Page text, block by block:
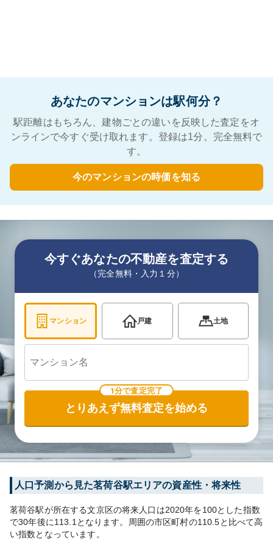
あなたのマンションは駅何分？
駅距離はもちろん、建物ごとの違いを反映した査定をオ
ンラインで今すぐ受け取れます。登録は1分。完全無料で
す。
今のマンションの時価を知る
今すぐあなたの不動産を査定する
（完全無料・入力１分）
マンション 戸建 土地
1分で査定完了
とりあえず無料査定を始める
人口予測から見た茗荷谷駅エリアの資産性・将来性
茗荷谷駅が所在する文京区の将来人口は2020年を100とした指数
で30年後に113.1 となります。 周囲の市区町村の110.5と比べて高
い指数となっています。